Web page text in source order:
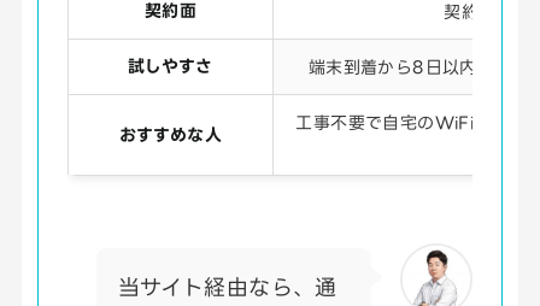
契約面 契約期間の
試しやすさ 端末到着から8日以内なら、
おすすめな人
工事不要で自宅のWiFi環境を
当サイト経由なら、通